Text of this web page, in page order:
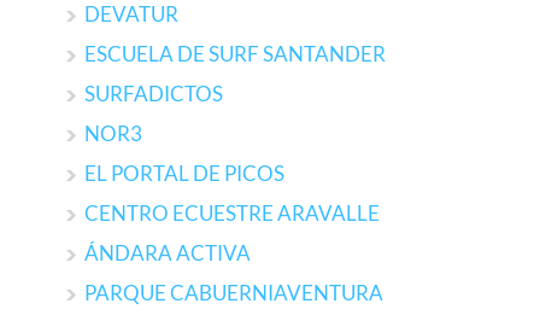
DEVATUR
ESCUELA DE SURF SANTANDER
SURFADICTOS
NOR3
EL PORTAL DE PICOS
CENTRO ECUESTRE ARAVALLE
ÁNDARA ACTIVA
PARQUE CABUERNIAVENTURA